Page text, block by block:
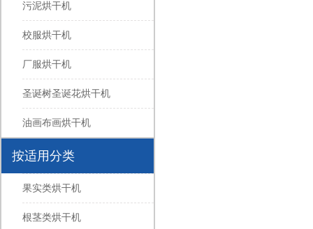
污泥烘干机
校服烘干机
厂服烘干机
圣诞树圣诞花烘干机
油画布画烘干机
按适用分类
果实类烘干机
根茎类烘干机